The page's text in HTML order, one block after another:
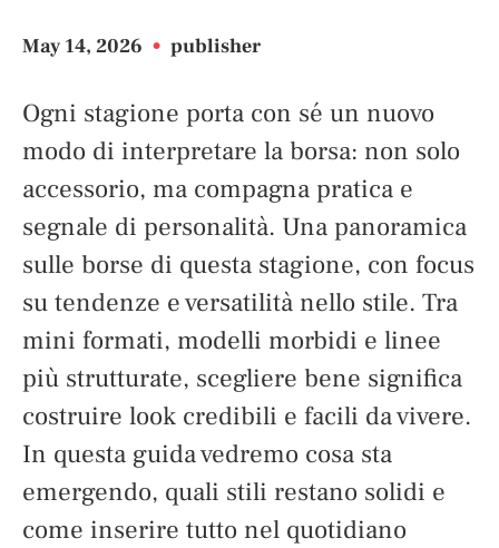
May 14, 2026 • publisher
Ogni stagione porta con sé un nuovo
modo di interpretare la borsa: non solo
accessorio, ma compagna pratica e
segnale di personalità. Una panoramica
sulle borse di questa stagione, con focus
su tendenze e versatilità nello stile. Tra
mini formati, modelli morbidi e linee
più strutturate, scegliere bene significa
costruire look credibili e facili da vivere.
In questa guida vedremo cosa sta
emergendo, quali stili restano solidi e
come inserire tutto nel quotidiano